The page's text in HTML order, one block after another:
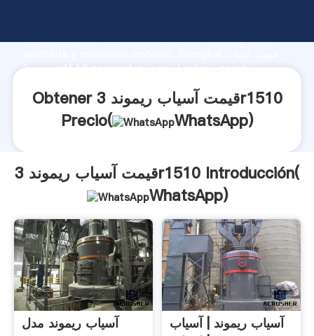
capacidad de producción, fuerza de investigación
ریموند 3r1510 proveedor crea el valor y aporta
Obtener قیمت آسیاب ریموند 3r1510
Precio(
WhatsApp)
قیمت آسیاب ریموند 3r1510 Introducción(
WhatsApp)
آسیاب ریموند مدل
آسیاب ریموند | آسیاب